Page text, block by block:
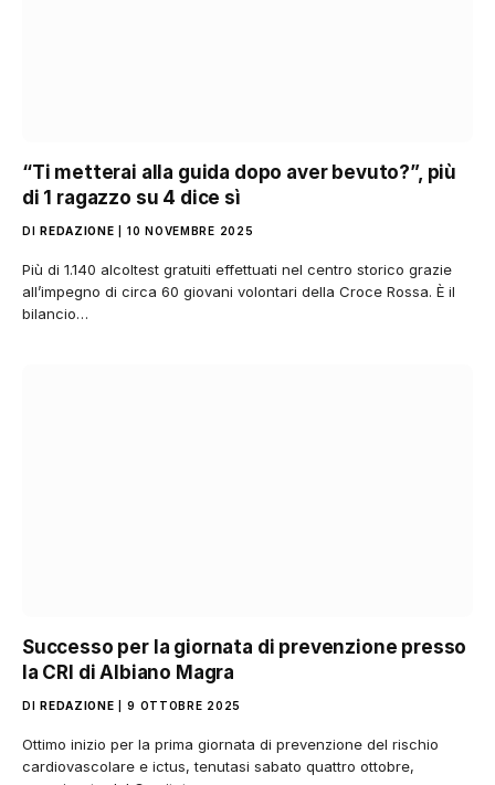
“Ti metterai alla guida dopo aver bevuto?”, più
di 1 ragazzo su 4 dice sì
DI REDAZIONE 10 NOVEMBRE 2025
Più di 1.140 alcoltest gratuiti effettuati nel centro storico grazie
all’impegno di circa 60 giovani volontari della Croce Rossa. È il
bilancio…
Successo per la giornata di prevenzione presso
la CRI di Albiano Magra
DI REDAZIONE 9 OTTOBRE 2025
Ottimo inizio per la prima giornata di prevenzione del rischio
cardiovascolare e ictus, tenutasi sabato quattro ottobre,